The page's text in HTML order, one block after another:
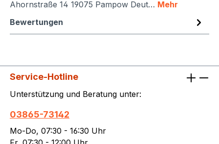
Ahornstraße 14 19075 Pampow Deut… Mehr
Bewertungen
Service-Hotline
Unterstützung und Beratung unter:
03865-73142
Mo-Do, 07:30 - 16:30 Uhr